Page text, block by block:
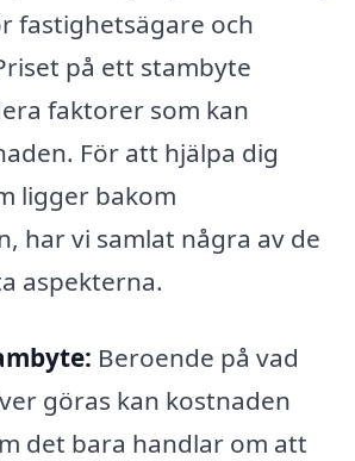
fastighetsägare och
på ett stambyte
faktorer som kan
För att hjälpa dig
ligger bakom
har vi samlat några av de
aspekterna.
Beroende på vad
göras kan kostnaden
det bara handlar om att